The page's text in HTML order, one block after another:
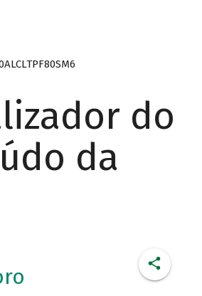
do
da